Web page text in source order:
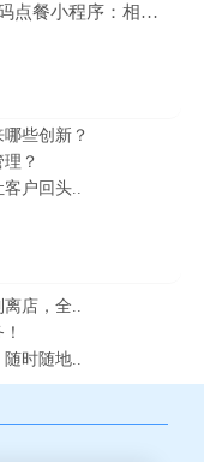
点餐小程序：相得益彰
些创新？
？
户回头..
店，全..
时随地..